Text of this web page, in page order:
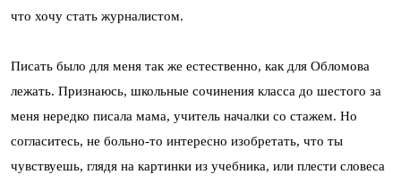
что хочу стать журналистом.
Писать было для меня так же естественно, как для Обломова
лежать. Признаюсь, школьные сочинения класса до шестого за
меня нередко писала мама, учитель началки со стажем. Но
согласитесь, не больно-то интересно изобретать, что ты
чувствуешь, глядя на картинки из учебника, или плести словеса